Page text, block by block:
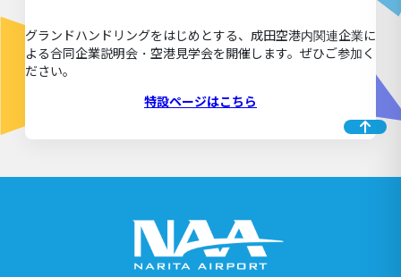
グランドハンドリングをはじめとする、成田空港内関連企業に
よる合同企業説明会・空港見学会を開催します。ぜひご参加く
ださい。
特設ページはこちら